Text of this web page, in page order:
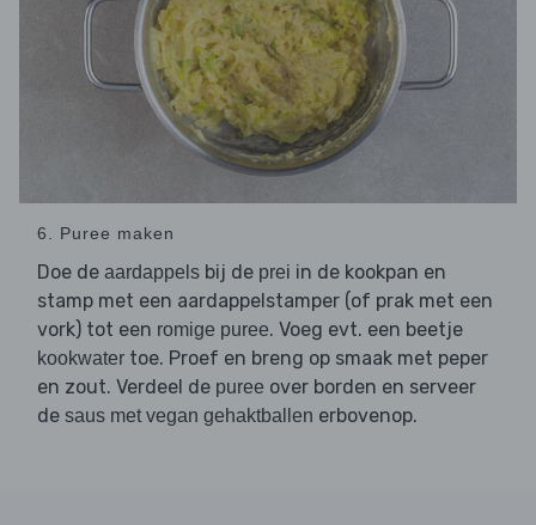
6. Puree maken
Doe de aardappels bij de prei in de kookpan en
stamp met een aardappelstamper (of prak met een
vork) tot een romige puree. Voeg evt. een beetje
kookwater toe. Proef en breng op smaak met peper
en zout. Verdeel de puree over borden en serveer
de saus met vegan gehaktballen erbovenop.